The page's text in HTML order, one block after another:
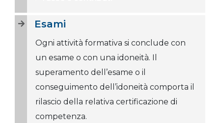
Esami
Ogni attività formativa si conclude con
un esame o con una idoneità. Il
superamento dell’esame o il
conseguimento dell’idoneità comporta il
rilascio della relativa certificazione di
competenza.